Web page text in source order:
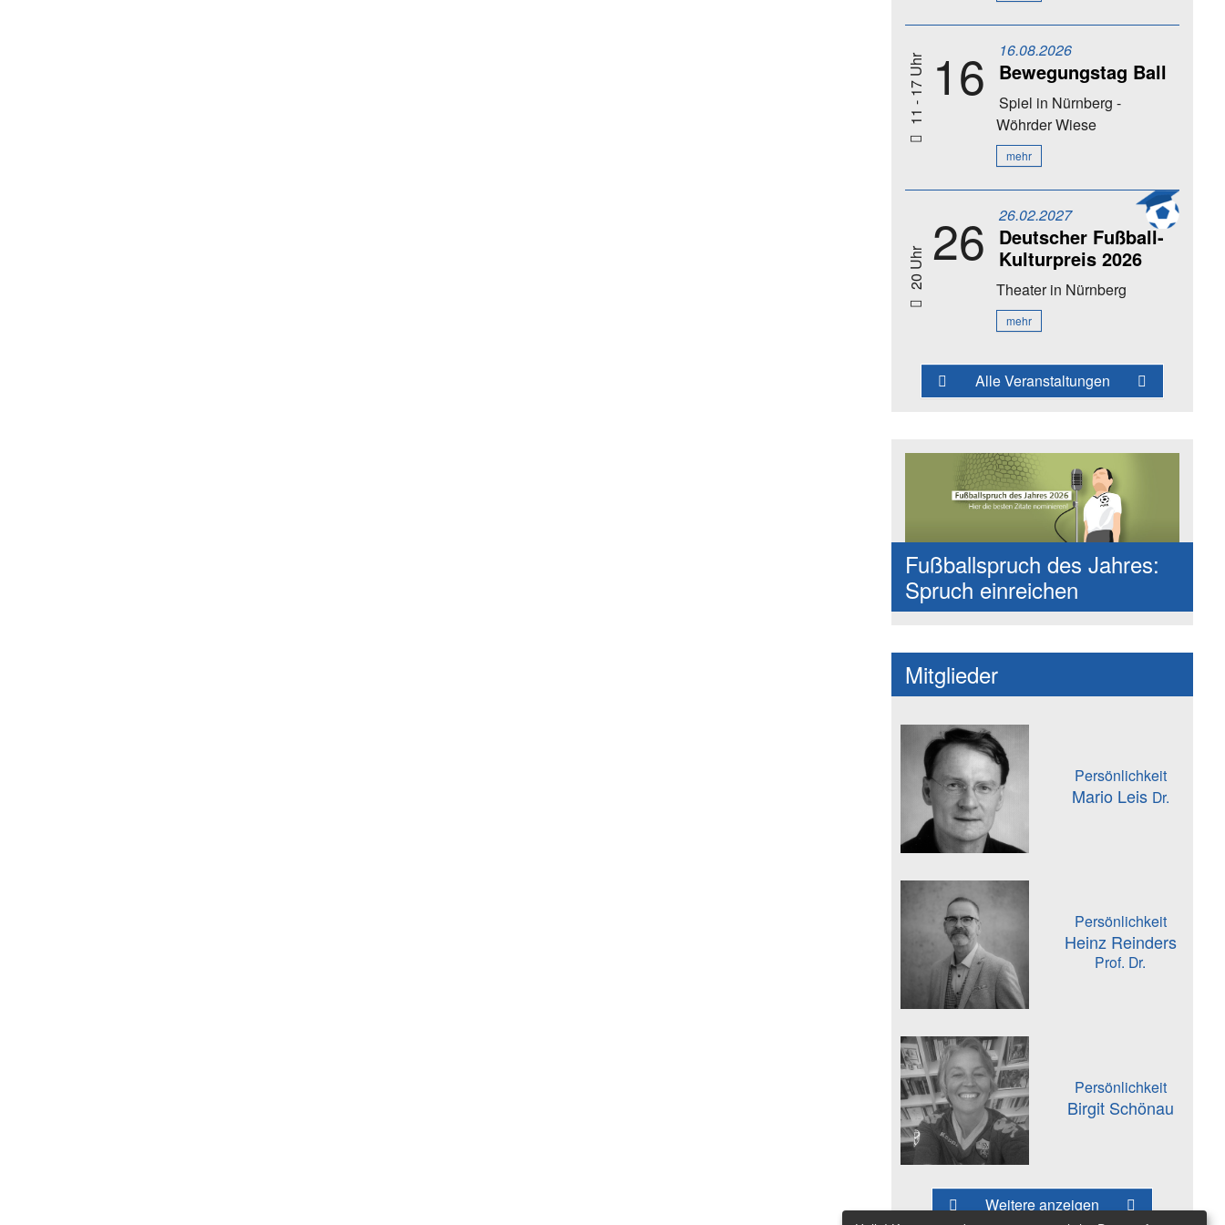
11 - 17 Uhr 16 16.08.2026
Bewegungstag Ball
Spiel in Nürnberg -
Wöhrder Wiese
mehr
20 Uhr 26 26.02.2027
Deutscher Fußball-
Kulturpreis 2026
Theaterin Nürnberg
mehr
Alle Veranstaltungen
Fußballspruch des Jahres:
Spruch einreichen
Mitglieder
Persönlichkeit
Mario Leis Dr.
Persönlichkeit
Heinz Reinders
Prof. Dr.
Persönlichkeit
Birgit Schönau
Weitere anzeigen